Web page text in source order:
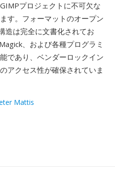
プロジェクトに不可欠な
す。フォーマットのオープン
造は完全に文書化されてお
、および各種プログラミ
であり、ベンダーロックイン
アクセス性が確保されていま
Mattis